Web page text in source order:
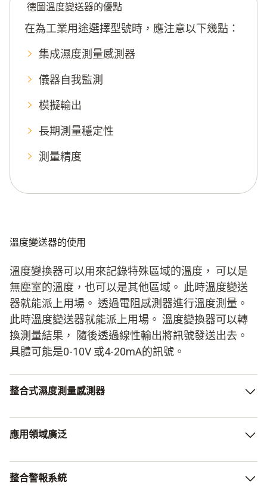
德圖溫度變送器的優點
在為工業用途選擇型號時，應注意以下幾點：
集成濕度測量感測器
儀器自我監測
模擬輸出
長期測量穩定性
測量精度
溫度變送器的使用
溫度變換器可以用來記錄特殊區域的溫度， 可以是
無塵室的溫度，也可以是其他區域。 此時溫度變送
器就能派上用場。 透過電阻感測器進行溫度測量。
此時溫度變送器就能派上用場。 溫度變換器可以轉
換測量結果， 隨後透過線性輸出將訊號發送出去。
具體可能是0-10V 或4-20mA的訊號。
整合式濕度測量感測器
器，都是非常有趣的選擇。 許多可以轉換攝氏度的產品也
應用領域廣泛
況下，溫度變送器尤其常用。 例如冷庫。 即使是微小的溫
整合警報系統